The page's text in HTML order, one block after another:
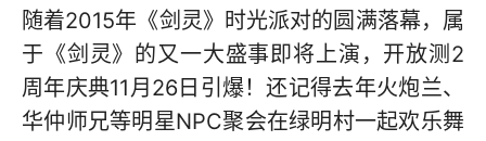
随着2015年《剑灵》时光派对的圆满落幕，属
于《剑灵》的又一大盛事即将上演，开放测2
周年庆典11月26日引爆！还记得去年火炮兰、
华仲师兄等明星NPC聚会在绿明村一起欢乐舞